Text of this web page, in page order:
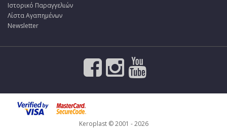
Ιστορικό Παραγγελιών
Λίστα Αγαπημένων
Newsletter
Keroplast © 2001 - 2026